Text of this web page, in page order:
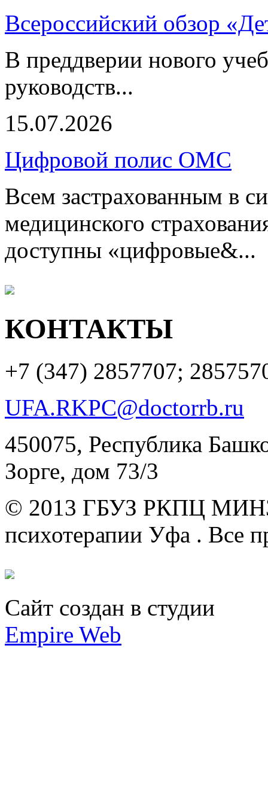
Всероссийский обзор
В преддверии нового
руководств...
15.07.2026
Цифровой полис ОМС
Всем застрахованным в
медицинского
доступны «цифровые&...
КОНТАКТЫ
+7 (347) 2857707;
UFA.RKPC@doctorrb.ru
450075, Республика
Зорге, дом 73/3
© 2013 ГБУЗ РКПЦ
психотерапии Уфа . Все
Сайт создан в студии
Empire Web